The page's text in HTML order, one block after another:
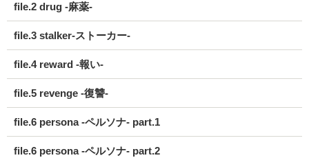
file.2 drug -麻薬-
file.3 stalker-ストーカー-
file.4 reward -報い-
file.5 revenge -復讐-
file.6 persona -ペルソナ- part.1
file.6 persona -ペルソナ- part.2